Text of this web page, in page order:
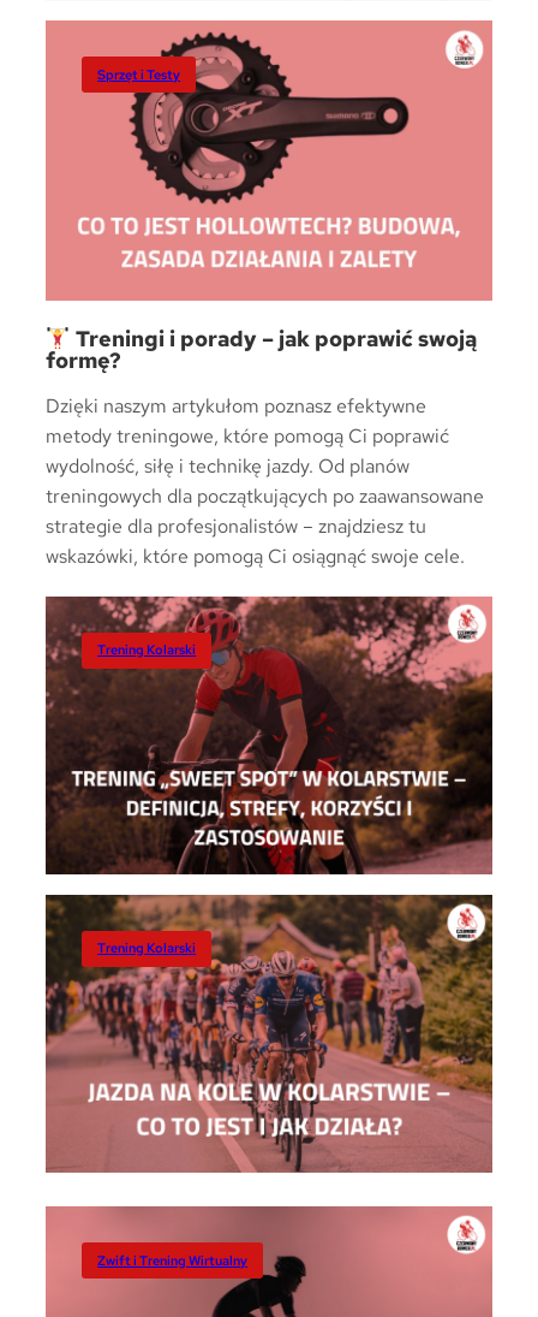
Sprzęt i Testy
Treningi i porady – jak poprawić swoją
formę?
Dzięki naszym artykułom poznasz efektywne
metody treningowe, które pomogą Ci poprawić
wydolność, siłę i technikę jazdy. Od planów
treningowych dla początkujących po zaawansowane
strategie dla profesjonalistów – znajdziesz tu
wskazówki, które pomogą Ci osiągnąć swoje cele.
Trening Kolarski
Trening Kolarski
Trening Kolarski
Zwift i Trening Wirtualny